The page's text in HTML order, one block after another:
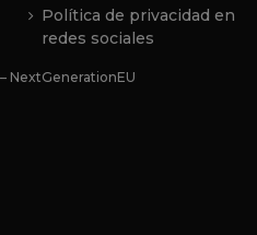
Política de privacidad en
redes sociales
NextGenerationEU